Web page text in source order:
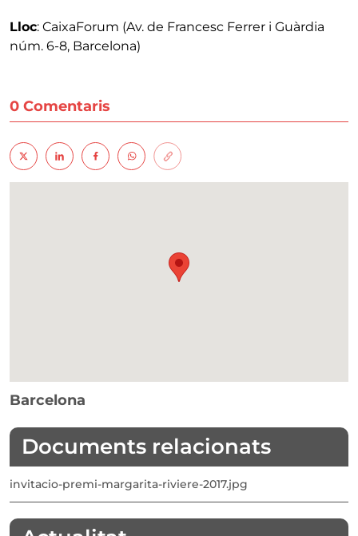
Lloc: CaixaForum (Av. de Francesc Ferrer i Guàrdia
núm. 6-8, Barcelona)
0 Comentaris
Barcelona
Documents relacionats
invitacio-premi-margarita-riviere-2017.jpg